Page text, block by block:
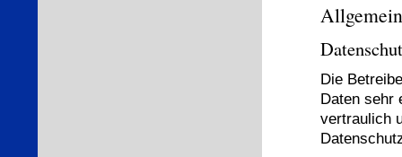
Die
Daten sehr
vertraulich